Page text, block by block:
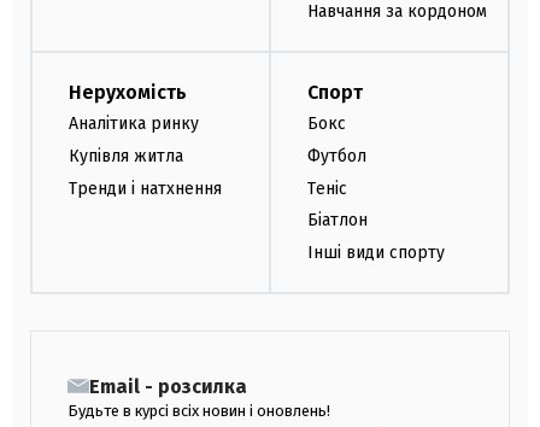
Навчання за кордоном
Нерухомість
Аналітика ринку
Купівля житла
Тренди і натхнення
Спорт
Бокс
Футбол
Теніс
Біатлон
Інші види спорту
Email - розсилка
Будьте в курсі всіх новин і оновлень!